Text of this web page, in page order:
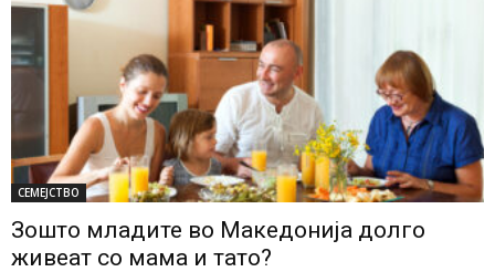
СЕМЕЈСТВО
Зошто младите во Македонија долго
живеат со мама и тато?